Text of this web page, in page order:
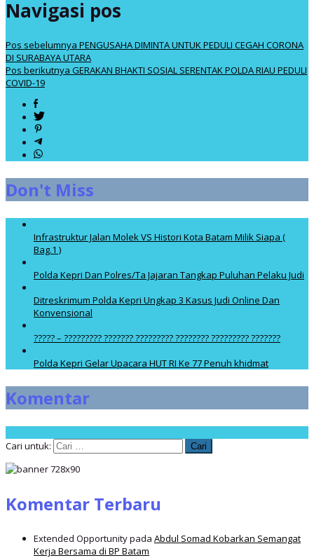
Navigasi pos
Pos sebelumnya PENGUSAHA DIMINTA UNTUK PEDULI CEGAH CORONA
DI SURABAYA UTARA
Pos berikutnya GERAKAN BHAKTI SOSIAL SERENTAK POLDA RIAU PEDULI
COVID-19
Don't Miss
Infrastruktur Jalan Molek VS Histori Kota Batam Milik Siapa (
Bag.1 )
Polda Kepri Dan Polres/Ta Jajaran Tangkap Puluhan Pelaku Judi
Ditreskrimum Polda Kepri Ungkap 3 Kasus Judi Online Dan
Konvensional
????? – ????????? ??????? ????????? ???????? ????????? ???????
Polda Kepri Gelar Upacara HUT RI Ke 77 Penuh khidmat
Komentar
Cari untuk:
Komentar Terbaru
Extended Opportunitypada Abdul Somad Kobarkan Semangat
Kerja Bersama di BP Batam